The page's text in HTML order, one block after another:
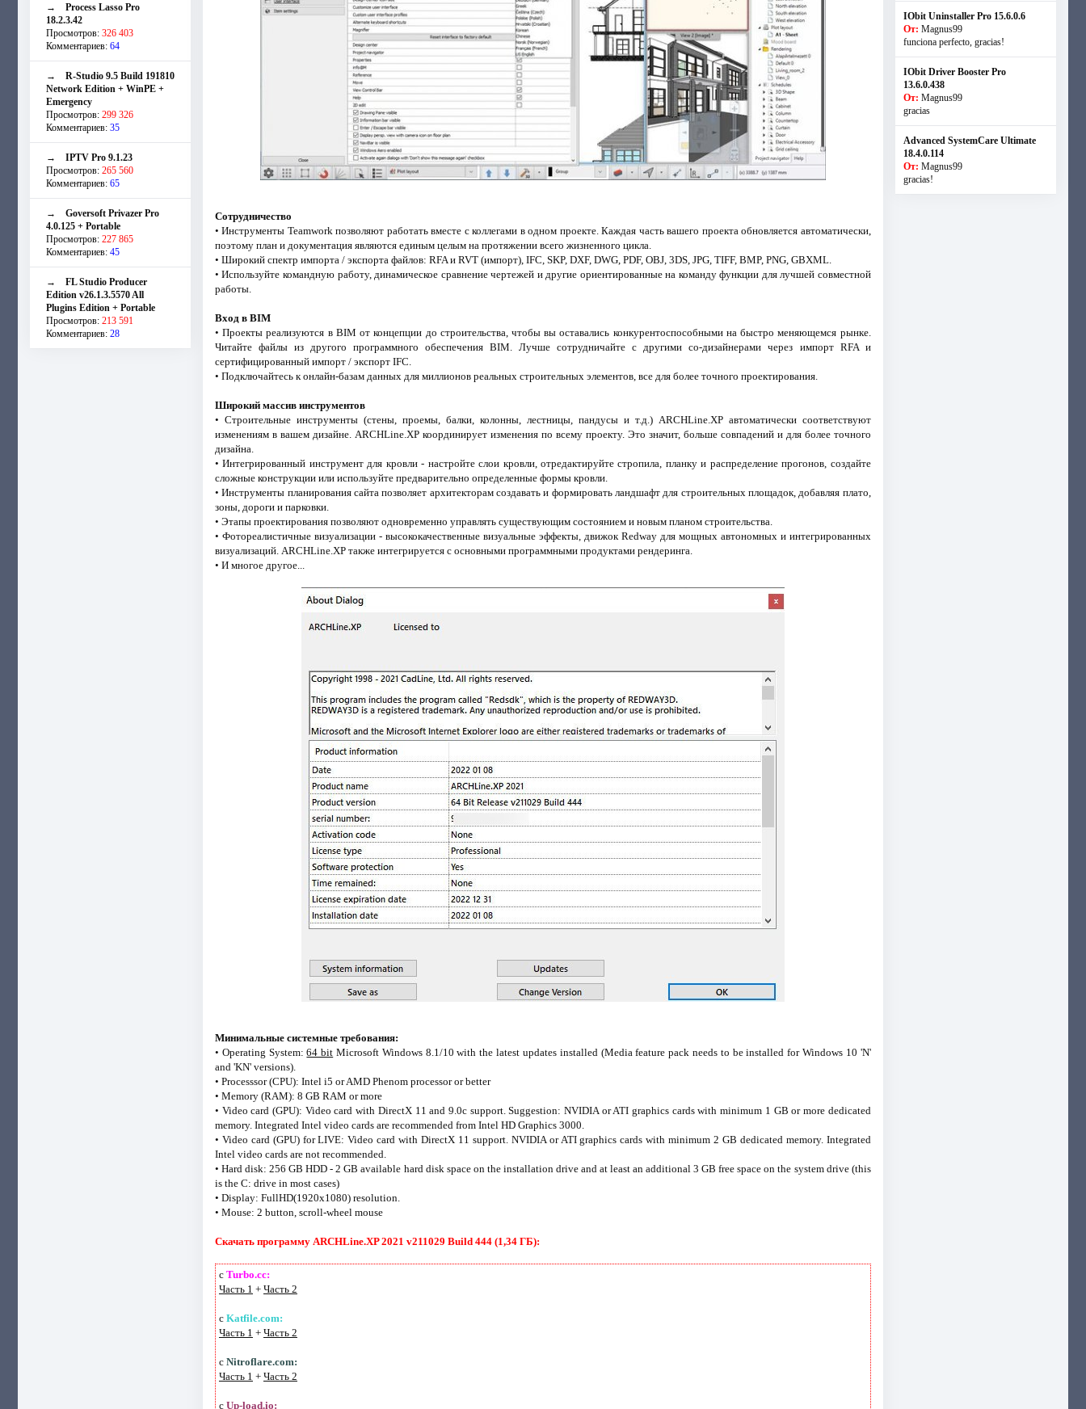
→ Process Lasso Pro
18.2.3.42
Просмотров: 326 403
Комментариев: 64
→ R-Studio 9.5 Build 191810
Network Edition + WinPE +
Emergency
Просмотров: 299 326
Комментариев: 35
→ IPTV Pro 9.1.23
Просмотров: 265 560
Комментариев: 65
→ Goversoft Privazer Pro
4.0.125 + Portable
Просмотров: 227 865
Комментариев: 45
→ FL Studio Producer
Edition v26.1.3.5570 All
Plugins Edition + Portable
Просмотров: 213 591
Комментариев: 28
Сотрудничество
• Инструменты Teamwork позволяют работать вместе с коллегами в одном проекте. Каждая часть вашего проекта обновляется автоматически,
поэтому план и документация являются единым целым на протяжении всего жизненного цикла.
• Широкий спектр импорта / экспорта файлов: RFA и RVT (импорт), IFC, SKP, DXF, DWG, PDF, OBJ, 3DS, JPG, TIFF, BMP, PNG, GBXML.
• Используйте командную работу, динамическое сравнение чертежей и другие ориентированные на команду функции для лучшей совместной
работы.
Вход в BIM
• Проекты реализуются в BIM от концепции до строительства, чтобы вы оставались конкурентоспособными на быстро меняющемся рынке.
Читайте файлы из другого программного обеспечения BIM. Лучше сотрудничайте с другими со-дизайнерами через импорт RFA и
сертифицированный импорт / экспорт IFC.
• Подключайтесь к онлайн-базам данных для миллионов реальных строительных элементов, все для более точного проектирования.
Широкий массив инструментов
• Строительные инструменты (стены, проемы, балки, колонны, лестницы, пандусы и т.д.) ARCHLine.XP автоматически соответствуют
изменениям в вашем дизайне. ARCHLine.XP координирует изменения по всему проекту. Это значит, больше совпадений и для более точного
дизайна.
• Интегрированный инструмент для кровли - настройте слои кровли, отредактируйте стропила, планку и распределение прогонов, создайте
сложные конструкции или используйте предварительно определенные формы кровли.
• Инструменты планирования сайта позволяет архитекторам создавать и формировать ландшафт для строительных площадок, добавляя плато,
зоны, дороги и парковки.
• Этапы проектирования позволяют одновременно управлять существующим состоянием и новым планом строительства.
• Фотореалистичные визуализации - высококачественные визуальные эффекты, движок Redway для мощных автономных и интегрированных
визуализаций. ARCHLine.XP также интегрируется с основными программными продуктами рендеринга.
• И многое другое...
Минимальные системные требования:
• Operating System:64 bit Microsoft Windows 8.1/10 with the latest updates installed (Media feature pack needs to be installed for Windows 10 'N'
and 'KN' versions).
• Processsor (CPU): Intel i5 or AMD Phenom processor or better
• Memory (RAM): 8 GB RAM or more
• Video card (GPU): Video card with DirectX 11 and 9.0c support. Suggestion: NVIDIA or ATI graphics cards with minimum 1 GB or more dedicated
memory. Integrated Intel video cards are recommended from Intel HD Graphics 3000.
• Video card (GPU) for LIVE: Video card with DirectX 11 support. NVIDIA or ATI graphics cards with minimum 2 GB dedicated memory. Integrated
Intel video cards are not recommended.
• Hard disk: 256 GB HDD - 2 GB available hard disk space on the installation drive and at least an additional 3 GB free space on the system drive (this
is the C: drive in most cases)
• Display: FullHD(1920x1080) resolution.
• Mouse: 2 button, scroll-wheel mouse
Скачать программу ARCHLine.XP 2021 v211029 Build 444 (1,34 ГБ):
с Turbo.cc:
Часть 1 + Часть 2
с Katfile.com:
Часть 1 + Часть 2
с Nitroflare.com:
Часть 1 + Часть 2
с Up-load.io:
IObit Uninstaller Pro 15.6.0.6
От: Magnus99
funciona perfecto, gracias!
IObit Driver Booster Pro
13.6.0.438
От: Magnus99
gracias
Advanced SystemCare Ultimate
18.4.0.114
От: Magnus99
gracias!